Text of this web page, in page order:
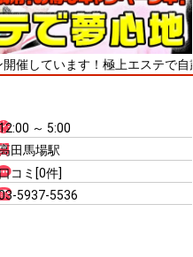
ます！極上エステで自粛疲れ
～ 5:00
田馬場駅
コミ[0件]
5937-5536